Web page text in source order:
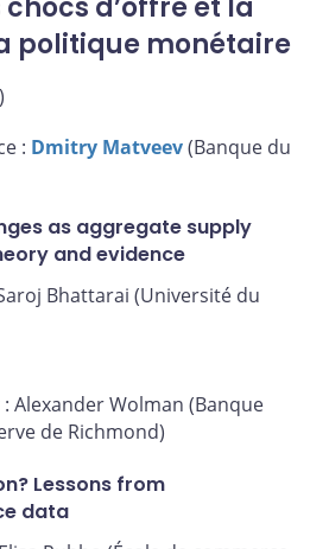
chocs d’offre et la
politique monétaire
: Dmitry Matveev(Banque du
as aggregate supply
and evidence
Bhattarai (Université du
Alexander Wolman (Banque
de Richmond)
Lessons from
data